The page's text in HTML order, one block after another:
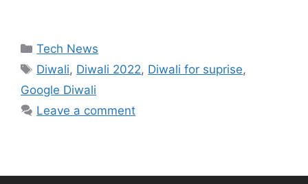
Tech News
Diwali, Diwali 2022, Diwali for suprise,
Google Diwali
Leave a comment